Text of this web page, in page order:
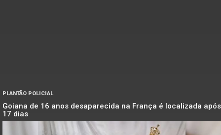
PLANTÃO POLICIAL
Goiana de 16 anos desaparecida na França é localizada após
17 dias